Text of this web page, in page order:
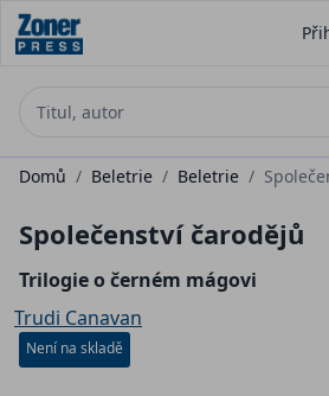
Domů / Beletrie / Beletrie /
Společenství čarodějů
Trilogie o černém mágovi
Trudi Canavan
Není na skladě